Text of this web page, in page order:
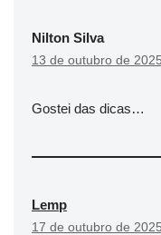
Nilton Silva
13 de outubro de
Gostei das dicas…
Lemp
17 de outubro de